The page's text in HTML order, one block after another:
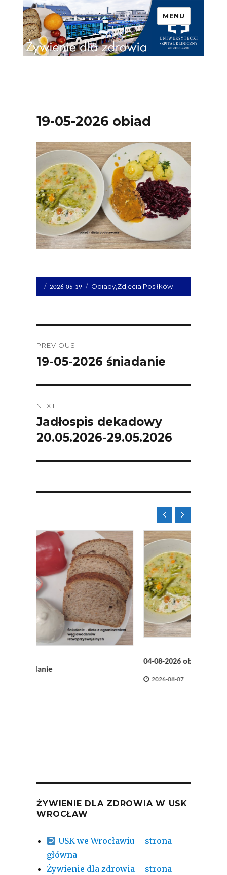
Uniwersytecki Szpital
Kliniczny we Wrocławiu –
Żywienie dla zdrowia
MENU
19-05-2026 obiad
Opublikowano
dnia
2026-05-19 Kategorie
Obiady, Zdjęcia Posiłków
navigation
PREVIOUS
Previous
19-05-2026 śniadanie
NEXT
Next
post:
Jadłospis dekadowy
20.05.2026-29.05.2026
 
ŻYWIENIE DLA ZDROWIA W USK
WROCŁAW
USK we Wrocławiu – strona
główna
Żywienie dla zdrowia – strona